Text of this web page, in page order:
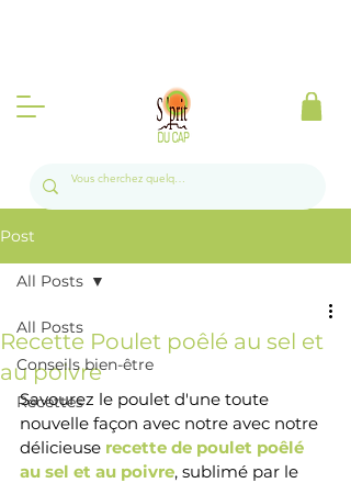
Post
All Posts
Conseils bien-être
Recettes
All Posts
Recette Poulet poêlé au sel et
au poivre
Savourez le poulet d'une toute
nouvelle façon avec notre avec notre
délicieuse recette de poulet poêlé
au sel et au poivre, sublimé par le